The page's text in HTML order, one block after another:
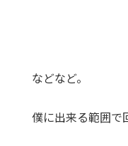
などなど。
僕に出来る範囲で